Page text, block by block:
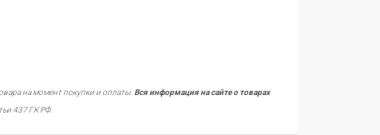
на момент покупки и оплаты. Вся информация на сайте о товарах
437 ГК РФ.